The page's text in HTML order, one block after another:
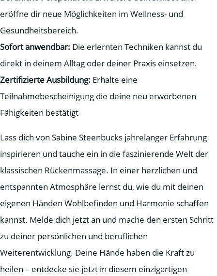
eröffne dir neue Möglichkeiten im Wellness- und
Gesundheitsbereich.
Sofort anwendbar: Die erlernten Techniken kannst du
direkt in deinem Alltag oder deiner Praxis einsetzen.
Zertifizierte Ausbildung: Erhalte eine
Teilnahmebescheinigung die deine neu erworbenen
Fähigkeiten bestätigt
Lass dich von Sabine Steenbucks jahrelanger Erfahrung
inspirieren und tauche ein in die faszinierende Welt der
klassischen Rückenmassage. In einer herzlichen und
entspannten Atmosphäre lernst du, wie du mit deinen
eigenen Händen Wohlbefinden und Harmonie schaffen
kannst. Melde dich jetzt an und mache den ersten Schritt
zu deiner persönlichen und beruflichen
Weiterentwicklung. Deine Hände haben die Kraft zu
heilen – entdecke sie jetzt in diesem einzigartigen